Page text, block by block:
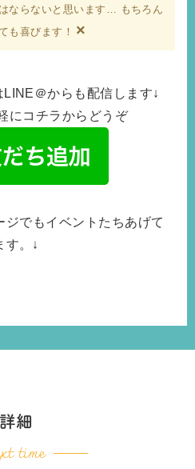
ならないと思います… もちろん
も喜びます！
×
＠からも配信します↓
にコチラからどうぞ
ジでもイベントたちあげて
す。↓
詳細
time